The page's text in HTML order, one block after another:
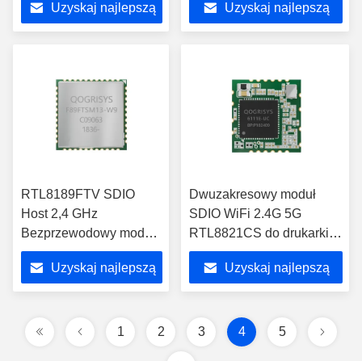
RTL8189FTV
Uzyskaj najlepszą
Uzyskaj najlepszą
RTL8189FTV SDIO
Host 2,4 GHz
Bezprzewodowy moduł
SRRC Bezprzewodowy
moduł LAN
Uzyskaj najlepszą
Dwuzakresowy moduł
SDIO WiFi 2.4G 5G
RTL8821CS do drukarki
POS
Uzyskaj najlepszą
1 2 3 4 5